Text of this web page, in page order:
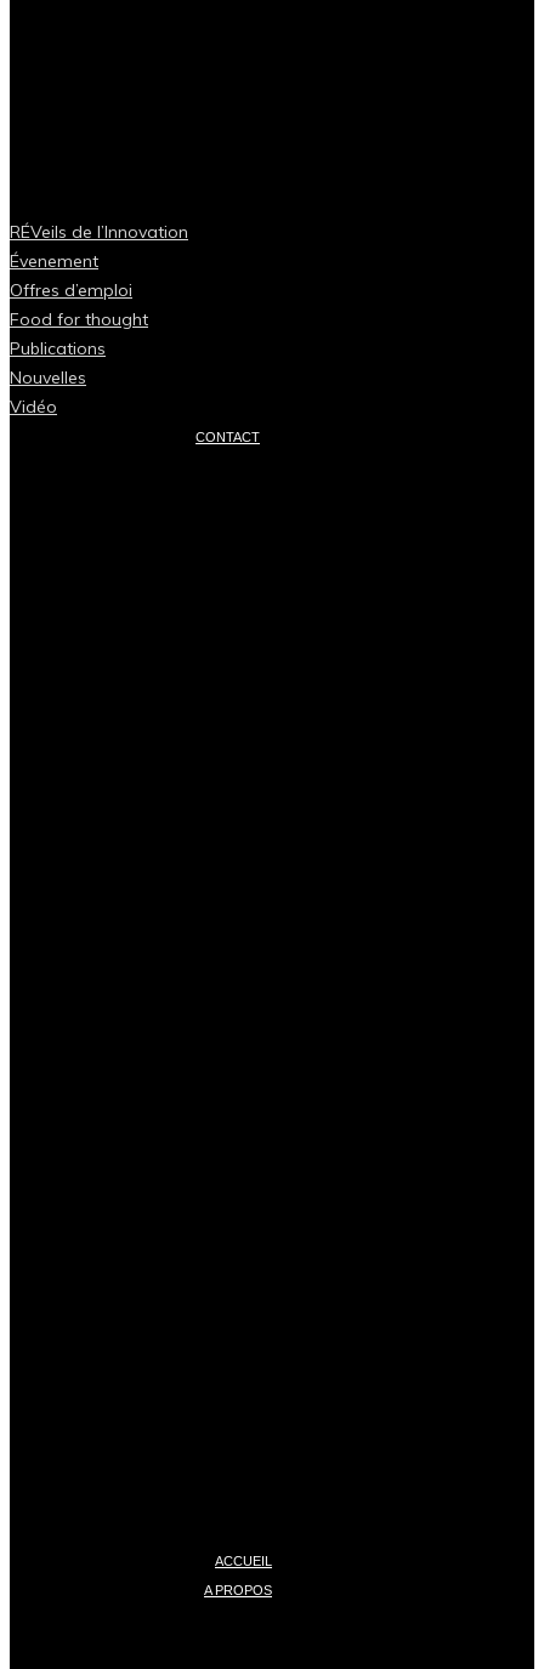
RÉVeils de l’Innovation
Évenement
Offres d’emploi
Food for thought
Publications
Nouvelles
Vidéo
CONTACT
ACCUEIL
A PROPOS